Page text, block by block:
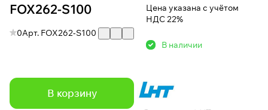
FOX262-S100
0Арт. FOX262-S100
В корзину
Цена указана с учётом
НДС 22%
В наличии